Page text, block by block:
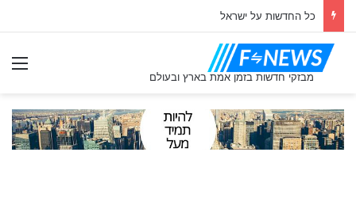
כל החדשות על ישראל